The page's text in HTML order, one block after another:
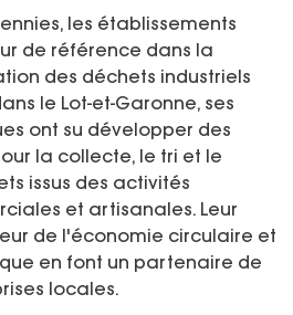
les établissements
de référence dans la
des déchets industriels
le Lot-et-Garonne, ses
ont su développer des
la collecte, le tri et le
issus des activités
et artisanales. Leur
de l'économie circulaire et
en font un partenaire de
locales.